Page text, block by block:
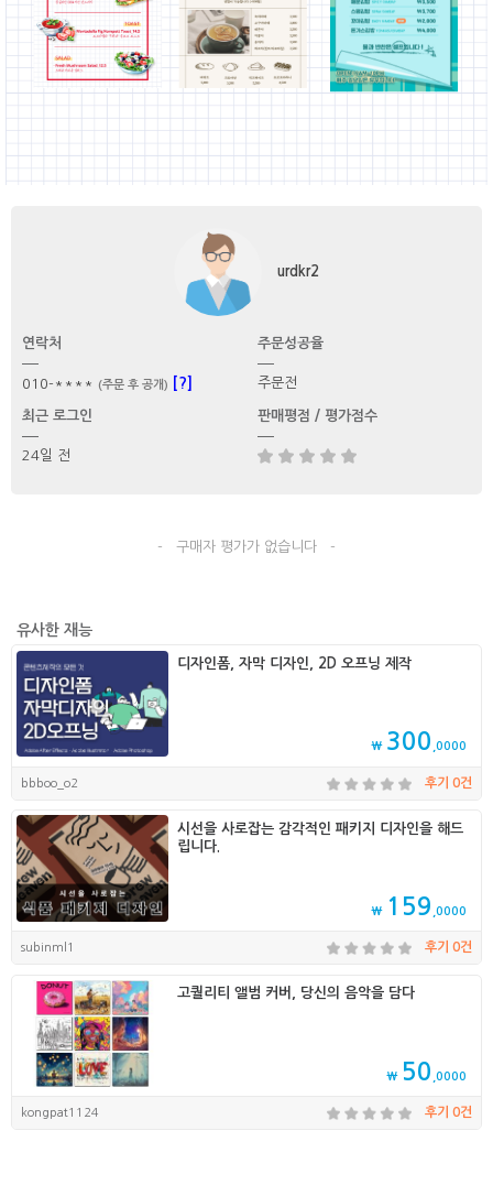
urdkr2
연락처
010-**** (주문 후 공개) [?]
주문성공율
주문전
최근 로그인
24일 전
판매평점 / 평가점수
- 구매자 평가가 없습니다 -
유사한 재능
디자인폼, 자막 디자인, 2D 오프닝 제작
₩ 300 ,0000
bbboo_o2 후기 0건
시선을 사로잡는 감각적인 패키지 디자인을 해드
립니다.
₩ 159 ,0000
subinml1 후기 0건
고퀄리티 앨범 커버, 당신의 음악을 담다
₩ 50 ,0000
kongpat1124 후기 0건